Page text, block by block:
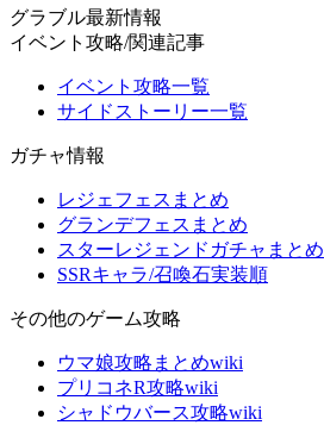
グラブル最新情報
イベント攻略/関連記事
イベント攻略一覧
サイドストーリー一覧
ガチャ情報
レジェフェスまとめ
グランデフェスまとめ
スターレジェンドガチャまとめ
SSRキャラ/召喚石実装順
その他のゲーム攻略
ウマ娘攻略まとめwiki
プリコネR攻略wiki
シャドウバース攻略wiki